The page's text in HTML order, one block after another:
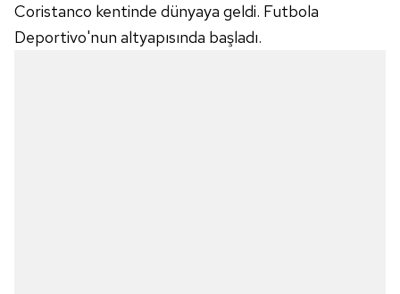
Coristanco kentinde dünyaya geldi. Futbola
Deportivo'nun altyapısında başladı.